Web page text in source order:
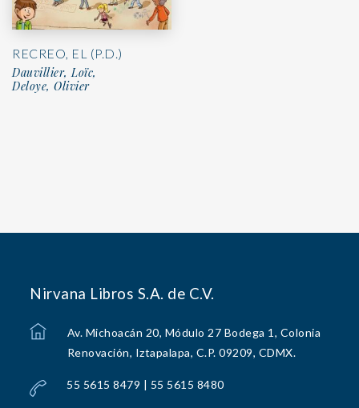
RECREO, EL (P.D.)
Dauvillier, Loïc,
Deloye, Olivier
Nirvana Libros S.A. de C.V.
Av. Michoacán 20, Módulo 27 Bodega 1, Colonia
Renovación, Iztapalapa, C.P. 09209, CDMX.
55 5615 8479 | 55 5615 8480